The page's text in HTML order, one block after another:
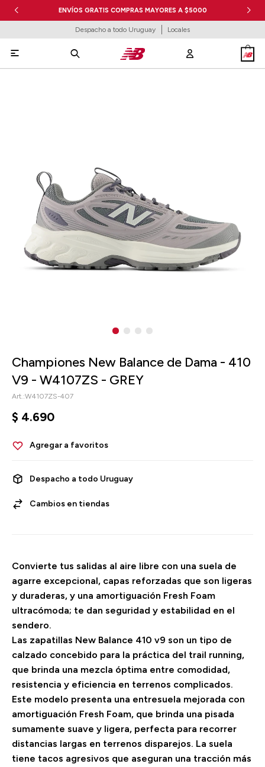
ENVÍOS GRATIS COMPRAS MAYORES A $5000
Despacho a todo Uruguay Locales

Championes New Balance de Dama - 410
V9 - W4107ZS - GREY
W4107ZS-407
$ 4.690
Despacho a todo Uruguay
Cambios en tiendas
Convierte tus salidas al aire libre con una suela de
agarre excepcional, capas reforzadas que son ligeras
y duraderas, y una amortiguación Fresh Foam
ultracómoda; te dan seguridad y estabilidad en el
sendero.
Las zapatillas New Balance 410 v9 son un tipo de
calzado concebido para la práctica del trail running,
que brinda una mezcla óptima entre comodidad,
resistencia y eficiencia en terrenos complicados.
Este modelo presenta una entresuela mejorada con
amortiguación Fresh Foam, que brinda una pisada
sumamente suave y ligera, perfecta para recorrer
distancias largas en terrenos disparejos. La suela
tiene tacos agresivos que aseguran una tracción más